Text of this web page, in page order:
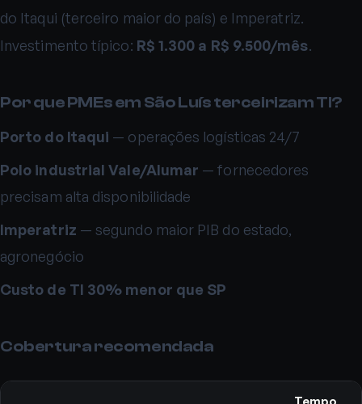
do Itaqui (terceiro maior do país) e Imperatriz.
Investimento típico: R$ 1.300 a R$ 9.500/mês.
Por que PMEs em São Luís terceirizam TI?
Porto do Itaqui — operações logísticas 24/7
Polo industrial Vale/Alumar — fornecedores
precisam alta disponibilidade
Imperatriz — segundo maior PIB do estado,
agronegócio
Custo de TI 30% menor que SP
Cobertura recomendada